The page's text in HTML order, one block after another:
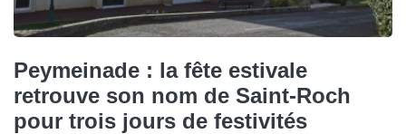
Peymeinade : la fête estivale
retrouve son nom de Saint-Roch
pour trois jours de festivités